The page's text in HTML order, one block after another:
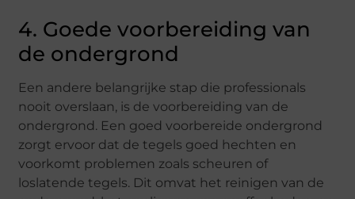
4. Goede voorbereiding van
de ondergrond
Een andere belangrijke stap die professionals
nooit overslaan, is de voorbereiding van de
ondergrond. Een goed voorbereide ondergrond
zorgt ervoor dat de tegels goed hechten en
voorkomt problemen zoals scheuren of
loslatende tegels. Dit omvat het reinigen van de